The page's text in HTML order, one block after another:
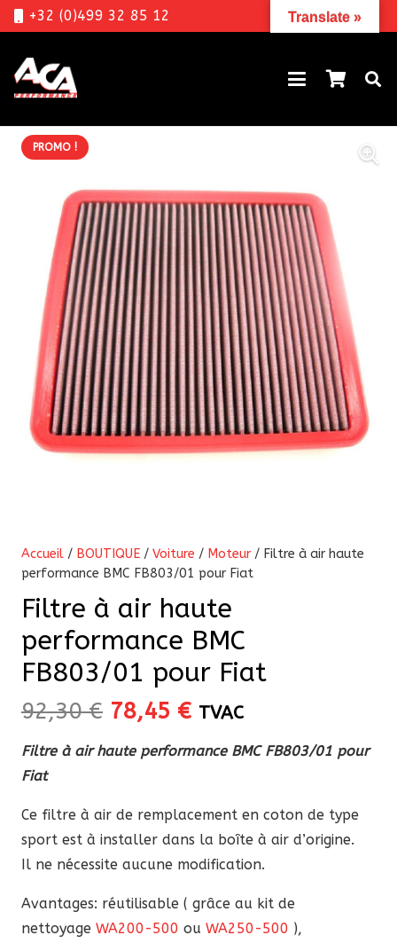
+32 (0)499 32 85 12
PROMO !
Accueil / BOUTIQUE / Voiture / Moteur / Filtre à air haute
performance BMC FB803/01 pour Fiat
Filtre à air haute
performance BMC
FB803/01 pour Fiat
92,30€ Le
initial
92,30 €.
78,45 €Le
actuel
78,45 €.
TVAC
Filtre à air haute performance BMC FB803/01 pour
Fiat
Ce filtre à air de remplacement en coton de type
sport est à installer dans la boîte à air d’origine.
Il ne nécessite aucune modification.
Avantages: réutilisable ( grâce au kit de
nettoyage WA200-500 ou WA250-500 ),
Translate »